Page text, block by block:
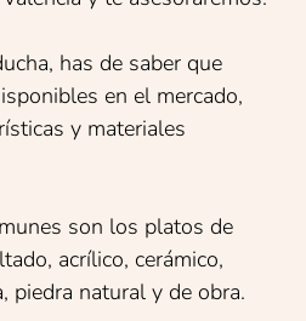
has de saber que
en el mercado,
y materiales
son los platos de
acrílico, cerámico,
piedra natural y de obra.